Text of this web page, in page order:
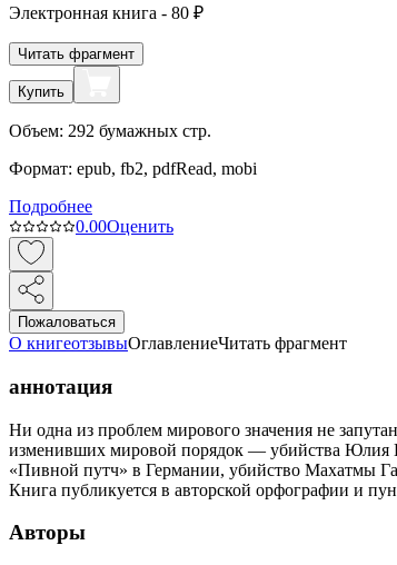
Электронная книга - 80 ₽
Читать фрагмент
Купить
Объем: 292 бумажных стр.
Формат: epub, fb2, pdfRead, mobi
Подробнее
0.00Оценить
Пожаловаться
О книгеотзывыОглавлениеЧитать фрагмент
аннотация
Ни одна из проблем мирового значения не
изменивших мировой порядок — убийства Юлия
«Пивной путч» в Германии, убийство Махатмы
Книга публикуется в авторской орфографии и
Авторы